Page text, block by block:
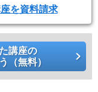
講座で合格者を輩出し
、受講生をサポートし
を資料請求
講座の
（無料）